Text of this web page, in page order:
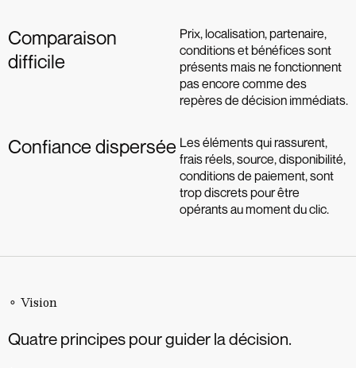
Comparaison
difficile
Prix, localisation, partenaire,
conditions et bénéfices sont
présents mais ne fonctionnent
pas encore comme des
repères de décision immédiats.
Confiance dispersée Les éléments qui rassurent,
frais réels, source, disponibilité,
conditions de paiement, sont
trop discrets pour être
opérants au moment du clic.
⚬ Vision
Quatre principes pour guider la décision.